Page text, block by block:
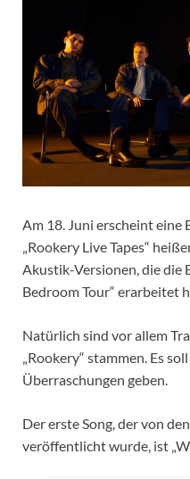
Am 18. Juni erscheint eine
„Rookery Live Tapes“
Akustik-Versionen, die die
Bedroom Tour“ erarbeitet
Natürlich sind vor allem
„Rookery“ stammen. Es
Überraschungen geben.
Der erste Song, der von
veröffentlicht wurde, ist